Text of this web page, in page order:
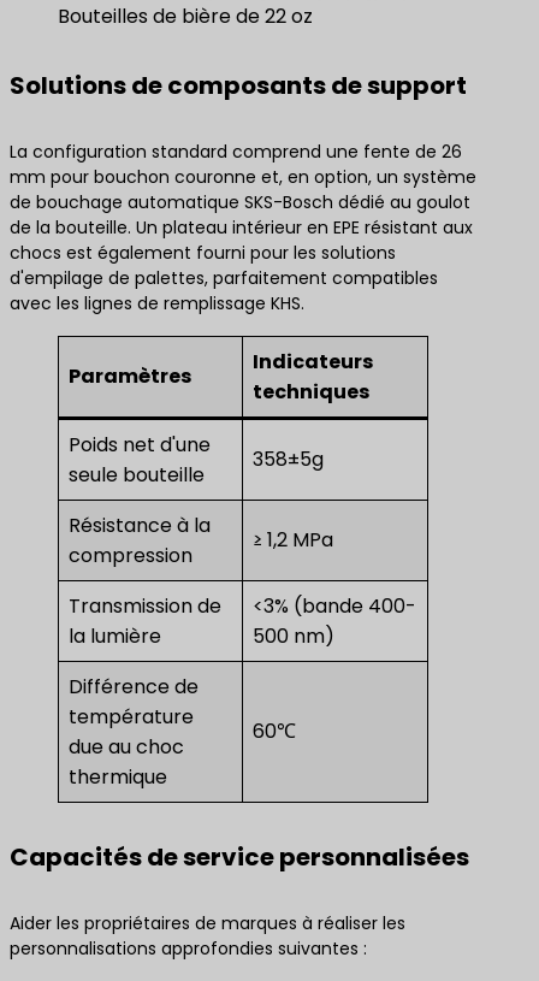
Bouteilles de bière de 22 oz
Solutions de composants de support
La configuration standard comprend une fente de 26
mm pour bouchon couronne et, en option, un système
de bouchage automatique SKS-Bosch dédié au goulot
de la bouteille. Un plateau intérieur en EPE résistant aux
chocs est également fourni pour les solutions
d'empilage de palettes, parfaitement compatibles
avec les lignes de remplissage KHS.
Paramètres
Indicateurs
techniques
Poids net d'une
seule bouteille
358±5g
Résistance à la
compression
≥ 1,2 MPa
Transmission de
la lumière
<3% (bande 400-
500 nm)
Différence de
température
due au choc
thermique
60℃
Capacités de service personnalisées
Aider les propriétaires de marques à réaliser les
personnalisations approfondies suivantes :